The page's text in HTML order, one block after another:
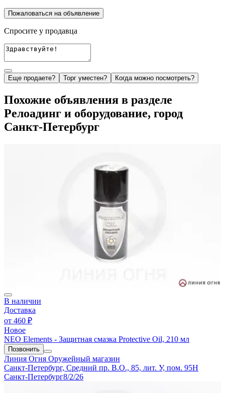
Пожаловаться на объявление
Спросите у продавца
Еще продаете? Торг уместен? Когда можно посмотреть?
Похожие объявления в разделе
Релоадинг и оборудование, город
Санкт-Петербург
В наличии
Доставка
от 460 ₽
Новое
NEO Elements - Защитная смазка Protective Oil, 210 мл
Позвонить
Линия Огня Оружейный магазин
Санкт-Петербург, Средний пр. В.О., 85, лит. У, пом. 95Н
Санкт-Петербург8/2/26